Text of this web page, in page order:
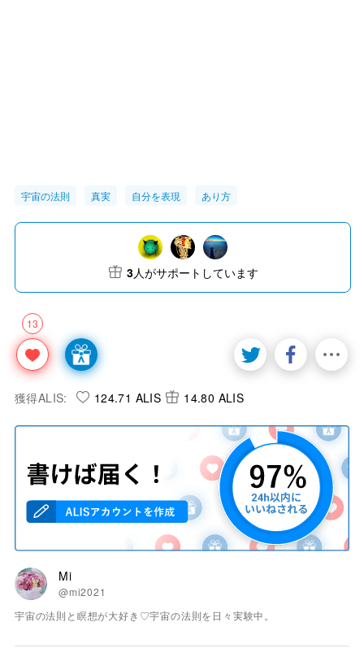
宇宙の法則 真実 自分を表現 あり方
13
3人がサポートしています
獲得ALIS: 124.71 ALIS 14.80 ALIS
Mi
@mi2021
宇宙の法則と瞑想が大好き♡宇宙の法則を日々実験中。